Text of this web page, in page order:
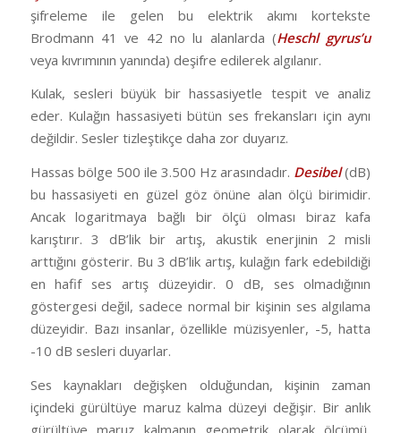
şifreleme ile gelen bu elektrik akımı kortekste
Brodmann 41 ve 42 no lu alanlarda (Heschl gyrus’u
veya kıvrımının yanında) deşifre edilerek algılanır.
Kulak, sesleri büyük bir hassasiyetle tespit ve analiz
eder. Kulağın hassasiyeti bütün ses frekansları için aynı
değildir. Sesler tizleştikçe daha zor duyarız.
Hassas bölge 500 ile 3.500 Hz arasındadır. Desibel(dB)
bu hassasiyeti en güzel göz önüne alan ölçü birimidir.
Ancak logaritmaya bağlı bir ölçü olması biraz kafa
karıştırır. 3 dB’lik bir artış, akustik enerjinin 2 misli
arttığını gösterir. Bu 3 dB’lik artış, kulağın fark edebildiği
en hafif ses artış düzeyidir. 0 dB, ses olmadığının
göstergesi değil, sadece normal bir kişinin ses algılama
düzeyidir. Bazı insanlar, özellikle müzisyenler, -5, hatta
-10 dB sesleri duyarlar.
Ses kaynakları değişken olduğundan, kişinin zaman
içindeki gürültüye maruz kalma düzeyi değişir. Bir anlık
gürültüye maruz kalmanın geometrik olarak ölçümü,